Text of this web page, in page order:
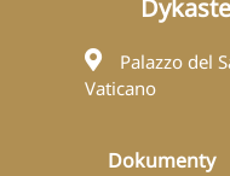
Palazzo del
Vaticano
Dokumenty